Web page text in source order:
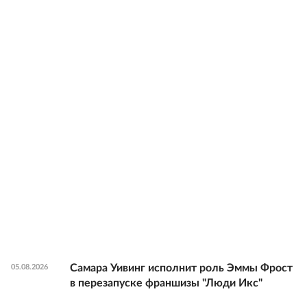
05.08.2026
Самара Уивинг исполнит роль Эммы Фрост
в перезапуске франшизы "Люди Икс"